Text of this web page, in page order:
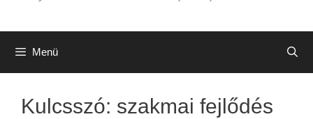
Menü
Kulcsszó: szakmai fejlődés